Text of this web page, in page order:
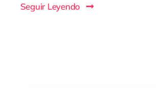
Seguir Leyendo